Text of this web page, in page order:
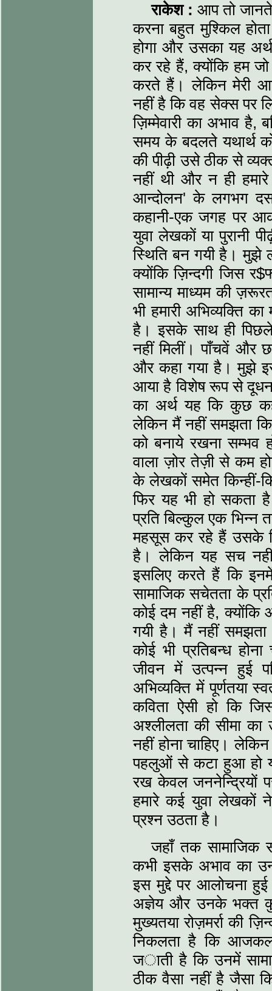
राकेश : आप तो
करना बहुत मुश्किल
होगा और उसका यह
कर रहे हैं, क्योंकि हम
करते हैं। लेकिन मेरी
नहीं है कि वह सेक्स पर
ज़िम्मेवारी का अभाव
समय के बदलते यथार्थ
की पीढ़ी उसे ठीक से
नहीं थी और न ही हमारे
आन्दोलन' के लगभग दस
कहानी-एक जगह पर
युवा लेखकों या पुरानी
स्थिति बन गयी है। मुझे
क्योंकि ज़िन्दगी जिस
सामान्य माध्यम की
भी हमारी अभिव्यक्ति
है। इसके साथ ही
नहीं मिलीं। पाँचवें
और कहा गया है। मुझे
आया है विशेष रूप से
का अर्थ यह कि कुछ
लेकिन मैं नहीं समझता कि
को बनाये रखना सम्भव
वाला ज़ोर तेज़ी से कम
के लेखकों समेत किन्हीं-
फिर यह भी हो सकता
प्रति बिल्कुल एक भिन्न
महसूस कर रहे हैं उसके
है। लेकिन यह सच
इसलिए करते हैं कि
सामाजिक सचेतता के
कोई दम नहीं है, क्योंकि
गयी है। मैं नहीं
कोई भी प्रतिबन्ध
जीवन में उत्पन्न हुई
अभिव्यक्ति में पूर्णतया
कविता ऐसी हो कि
अश्लीलता की सीमा
नहीं होना चाहिए।
पहलुओं से कटा हुआ हो
रख केवल जननेन्द्रियों
हमारे कई युवा लेखकों
प्रश्न उठता है।
जहाँ तक सामाजिक
कभी इसके अभाव का
इस मुद्दे पर आलोचना
अज्ञेय और उनके भक्त
मुख्यतया रोज़मर्रा की
निकलता है कि
जाती है कि उनमें
ठीक वैसा नहीं है जैसा